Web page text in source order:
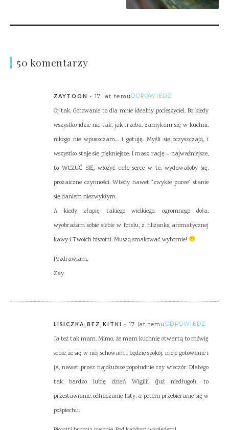
50 komentarzy
ZAYTOON 17 lat temuODPOWIEDZ
Oj tak. Gotowanie to dla mnie idealny pocieszyciel. Bo kiedy
wszystko idzie nie tak, jak trzeba, zamykam się w kuchni,
nikogo nie wpuszczam… i gotuję. Myśli się oczyszczają, i
wszystko staje się piękniejsze. I masz rację – najważniejsze,
to WCZUĆ SIĘ, włożyć całe serce w te, wydawałoby się,
prozaiczne czynności. Wtedy nawet "zwykłe puree" stanie
się daniem niezwykłym.
A kiedy złapię takiego wielkiego, ogromnego doła,
wyobrażam sobie siebie w fotelu, z filiżanką aromatycznej
kawy i Twoich biscotti. Muszą smakować wybornie!
Pozdrawiam,
Zay
LISICZKA_BEZ_KITKI 17 lat temuODPOWIEDZ
Ja też tak mam. Mimo, że mam kuchnię otwartą to mówię
sobie, że się w niej schowam i będzie spokój, moje gotowanie i
ja, nawet przez najdłuższe popołudnie czy wieczór. Dlatego
tak bardzo lubię dzień Wigilii (już niedługo!), to
przestawianie, odhaczanie listy, a potem przebieranie się w
pośpiechu.